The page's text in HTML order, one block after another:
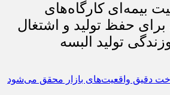
بیمه‌ای کارگاه‌های
حفظ تولید و اشتغال
تولید البسه